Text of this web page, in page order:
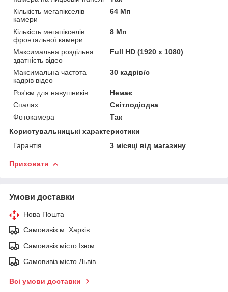
Кількість мегапікселів
камери
64 Мп
Кількість мегапікселів
фронтальної камери
8 Мп
Максимальна роздільна
здатність відео
Full HD (1920 x 1080)
Максимальна частота
кадрів відео
30 кадрів/с
Роз'єм для навушників
Немає
Спалах
Світлодіодна
Фотокамера
Так
Користувальницькі характеристики
Гарантія
3 місяці від магазину
Приховати
Умови доставки
Нова Пошта
Самовивіз м. Харків
Самовивіз місто Ізюм
Самовивіз місто Львів
Всі умови доставки